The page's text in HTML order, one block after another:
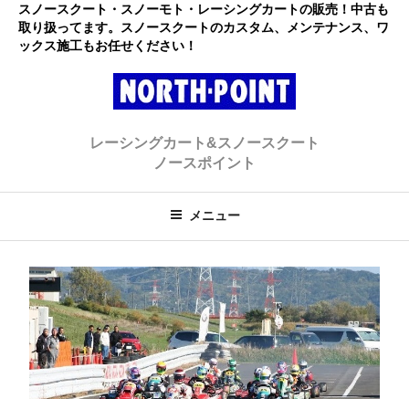
プ
スノースクート・スノーモト・レーシングカートの販売！中古も
取り扱ってます。スノースクートのカスタム、メンテナンス、ワ
ックス施工もお任せください！
ト ノースポイント
レーシングカート&スノースクート
ノースポイント
メニュー